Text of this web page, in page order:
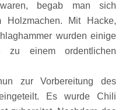
begab man sich
Mit Hacke,
wurden einige
zu einem ordentlichen
zur Vorbereitung des
Es wurde Chili